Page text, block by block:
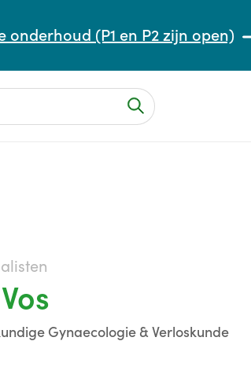
(P1 en P2 zijn open)
Gynaecologie & Verloskunde